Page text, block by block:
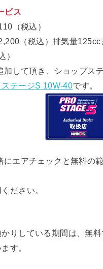
ビス
（税込）
（税込）排気量125cc
）
加して頂き、ショップス
テージS 10W-40です。
エアチェックと無料の
ださい。
りしている期間は、無
す。